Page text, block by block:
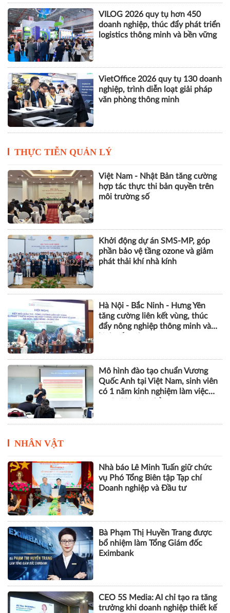
VILOG 2026 quy tụ hơn 450
doanh nghiệp, thúc đẩy phát triển
logistics thông minh và bền vững
VietOffice 2026 quy tụ 130 doanh
nghiệp, trình diễn loạt giải pháp
văn phòng thông minh
THỰC TIỄN QUẢN LÝ
Việt Nam - Nhật Bản tăng cường
hợp tác thực thi bản quyền trên
môi trường số
Khởi động dự án SMS-MP, góp
phần bảo vệ tầng ozone và giảm
phát thải khí nhà kính
Hà Nội - Bắc Ninh - Hưng Yên
tăng cường liên kết vùng, thúc
đẩy nông nghiệp thông minh và
Mô hình đào tạo chuẩn Vương
Quốc Anh tại Việt Nam, sinh viên
có 1 năm kinh nghiệm làm việc
NHÂN VẬT
Nhà báo Lê Minh Tuấn giữ chức
vụ Phó Tổng Biên tập Tạp chí
Doanh nghiệp và Đầu tư
Bà Phạm Thị Huyền Trang được
bổ nhiệm làm Tổng Giám đốc
Eximbank
CEO 5S Media: AI chỉ tạo ra tăng
trưởng khi doanh nghiệp thiết kế